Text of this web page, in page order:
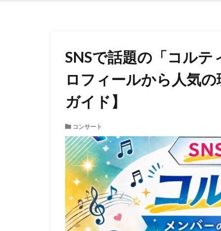
SNSで話題の「コル
ロフィールから人気
ガイド】
コンサート